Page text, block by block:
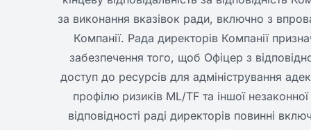
за виконання вказівок ради, включно з
Компанії. Рада директорів Компанії
забезпечення того, щоб Офіцер з
доступ до ресурсів для адміністрування
профілю ризиків ML/TF та іншої
відповідності раді директорів повинні